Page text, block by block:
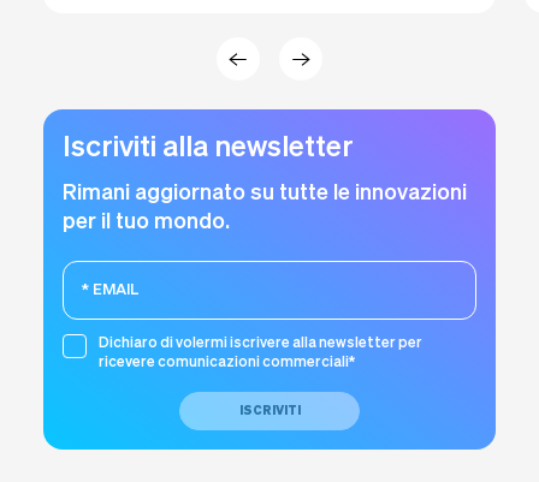
Iscriviti alla newsletter
Rimani aggiornato su tutte le innovazioni
per il tuo mondo.
Dichiaro di volermi iscrivere alla newsletter per
ricevere comunicazioni commerciali*
ISCRIVITI